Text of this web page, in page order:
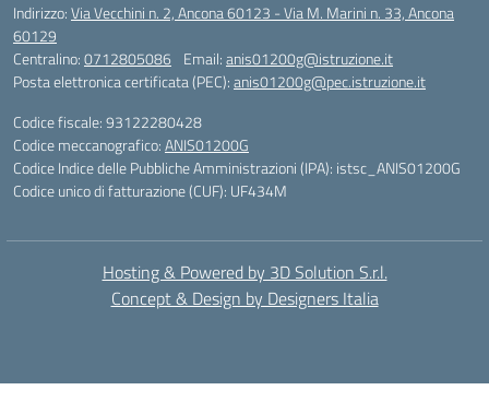
Indirizzo:Via Vecchini n. 2, Ancona 60123 - Via M. Marini n. 33, Ancona
60129
Centralino:0712805086 Email:anis01200g@istruzione.it
Posta elettronica certificata (PEC):anis01200g@pec.istruzione.it
Codice fiscale: 93122280428
Codice meccanografico:ANIS01200G
Codice Indice delle Pubbliche Amministrazioni (IPA): istsc_ANIS01200G
Codice unico di fatturazione (CUF): UF434M
Hosting & Powered by 3D Solution S.r.l.
Concept & Design by Designers Italia